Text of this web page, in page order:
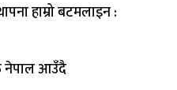
हाम्रो बटमलाइन :
नेपाल आउँदै